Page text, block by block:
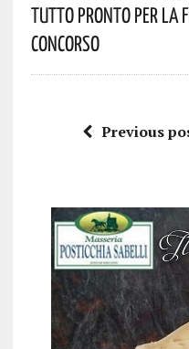
Tutto Pronto Per La
Concorso
Previous